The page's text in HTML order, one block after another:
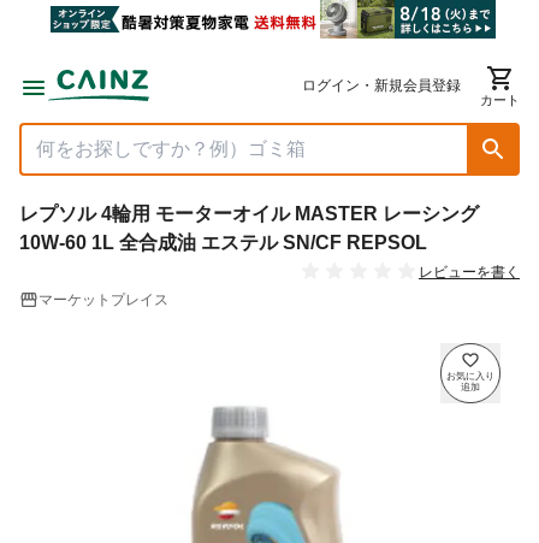
ログイン・新規会員登録
カート
レプソル 4輪用 モーターオイル MASTER レーシング
10W-60 1L 全合成油 エステル SN/CF REPSOL
レビューを書く
マーケットプレイス